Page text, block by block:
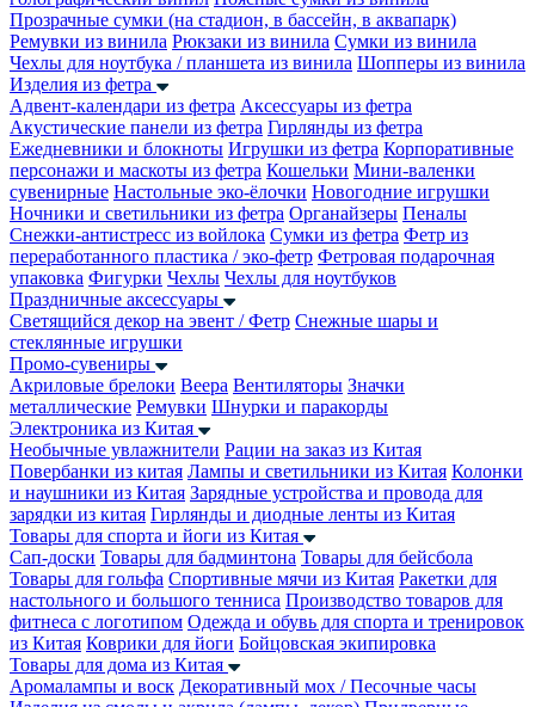
Прозрачные сумки (на стадион, в бассейн, в аквапарк)
Ремувки из винила Рюкзаки из винила Сумки из винила
Чехлы для ноутбука / планшета из винила Шопперы из винила
Изделия из фетра
Адвент-календари из фетра Аксессуары из фетра
Акустические панели из фетра Гирлянды из фетра
Ежедневники и блокноты Игрушки из фетра Корпоративные
персонажи и маскоты из фетра Кошельки Мини-валенки
сувенирные Настольные эко-ёлочки Новогодние игрушки
Ночники и светильники из фетра Органайзеры Пеналы
Снежки-антистресс из войлока Сумки из фетра Фетр из
переработанного пластика / эко-фетр Фетровая подарочная
упаковка Фигурки Чехлы Чехлы для ноутбуков
Праздничные аксессуары
Светящийся декор на эвент / Фетр Снежные шары и
стеклянные игрушки
Промо-сувениры
Акриловые брелоки Веера Вентиляторы Значки
металлические Ремувки Шнурки и паракорды
Электроника из Китая
Необычные увлажнители Рации на заказ из Китая
Повербанки из китая Лампы и светильники из Китая Колонки
и наушники из Китая Зарядные устройства и провода для
зарядки из китая Гирлянды и диодные ленты из Китая
Товары для спорта и йоги из Китая
Сап-доски Товары для бадминтона Товары для бейсбола
Товары для гольфа Спортивные мячи из Китая Ракетки для
настольного и большого тенниса Производство товаров для
фитнеса с логотипом Одежда и обувь для спорта и тренировок
из Китая Коврики для йоги Бойцовская экипировка
Товары для дома из Китая
Аромалампы и воск Декоративный мох / Песочные часы